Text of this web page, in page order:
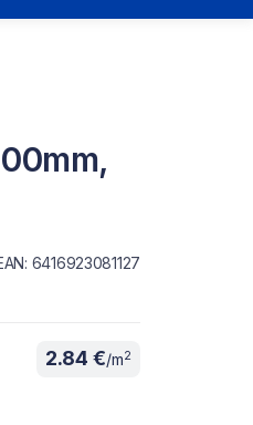
6416923081127
2.84 €/m2